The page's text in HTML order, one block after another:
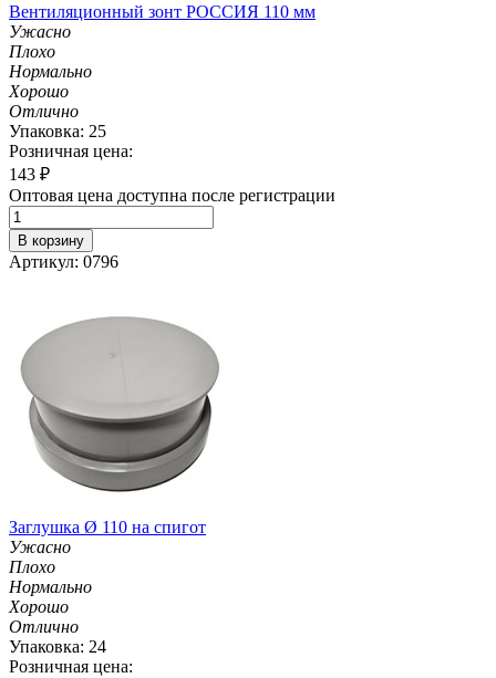
Вентиляционный зонт РОССИЯ 110 мм
Ужасно
Плохо
Нормально
Хорошо
Отлично
Упаковка: 25
Розничная цена:
143 ₽
Оптовая цена доступна после регистрации
В корзину
Артикул: 0796
Заглушка Ø 110 на спигот
Ужасно
Плохо
Нормально
Хорошо
Отлично
Упаковка: 24
Розничная цена: